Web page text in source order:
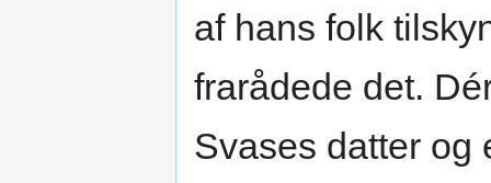
af hans folk
frarådede det.
Svases datter